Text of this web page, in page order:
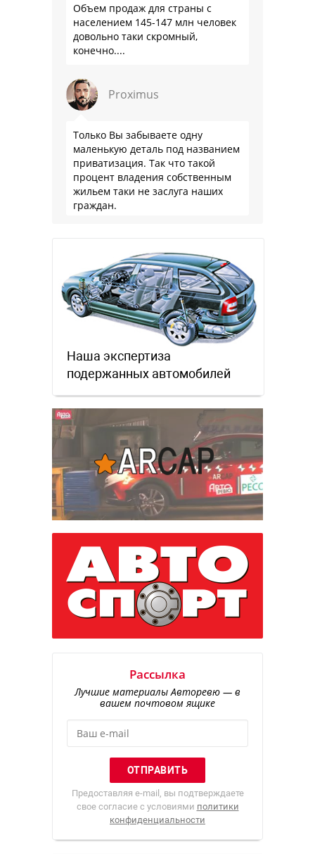
Объем продаж для страны с
населением 145-147 млн человек
довольно таки скромный,
конечно....
Proximus
Только Вы забываете одну
маленькую деталь под названием
приватизация. Так что такой
процент владения собственным
жильем таки не заслуга наших
граждан.
Наша экспертиза
подержанных автомобилей
Рассылка
Лучшие материалы Авторевю — в
вашем почтовом ящике
Предоставляя e-mail, вы подтверждаете
свое согласие с условиями политики
конфиденциальности